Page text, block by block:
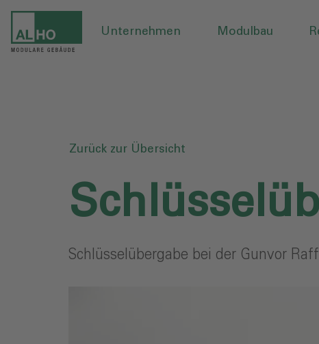
Unternehmen Modulbau
Zurück zur Übersicht
Schlüsselübergabe bei der Gunvor